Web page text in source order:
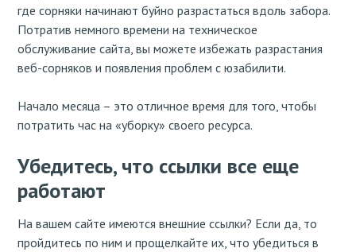
где сорняки начинают буйно разрастаться вдоль забора.
Потратив немного времени на техническое
обслуживание сайта, вы можете избежать разрастания
веб-сорняков и появления проблем с юзабилити.
Начало месяца – это отличное время для того, чтобы
потратить час на «уборку» своего ресурса.
Убедитесь, что ссылки все еще
работают
На вашем сайте имеются внешние ссылки? Если да, то
пройдитесь по ним и прощелкайте их, что убедиться в